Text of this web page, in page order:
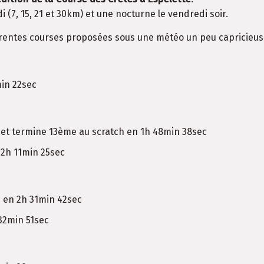
15, 21 et 30km) et une nocturne le vendredi soir.
courses proposées sous une météo un peu
22sec
termine 13ème au scratch en 1h 48min 38sec
11min 25sec
2h 31min 42sec
51sec